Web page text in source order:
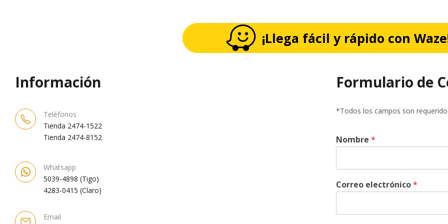
¡Llega fácil y rápido con
Información
Teléfonos
Tienda 2474-1522
Tienda 2474-8152
Whatsapp
5039-4898 (Tigo)
4283-0415 (Claro)
Email
Formulario de
*Todos los campos son
Nombre *
M
e
Correo electrónico*